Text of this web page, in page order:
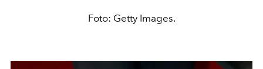
Foto: Getty Images.